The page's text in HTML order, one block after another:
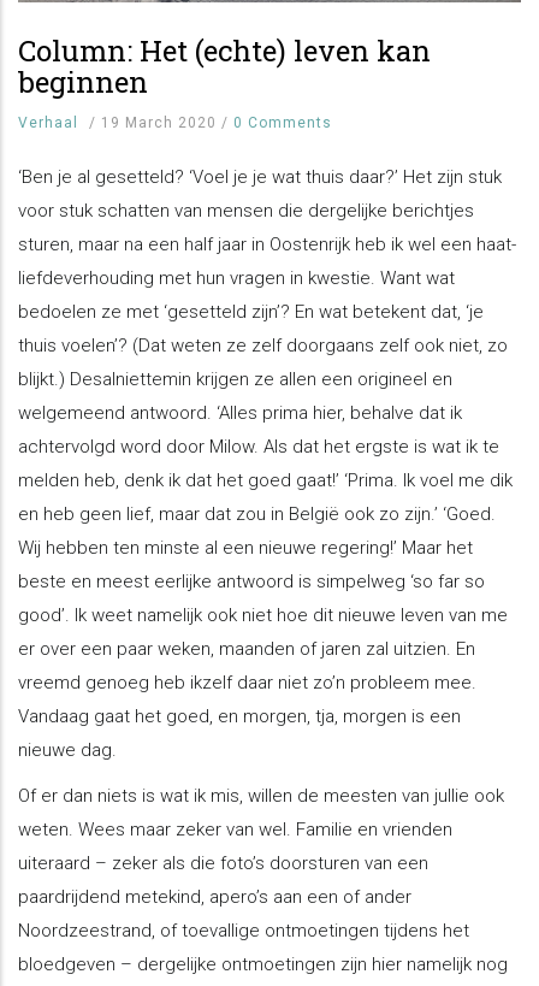
Column: Het (echte) leven kan
beginnen
Verhaal / 19 March 2020 / 0 Comments
‘Ben je al gesetteld? ‘Voel je je wat thuis daar?’ Het zijn stuk
voor stuk schatten van mensen die dergelijke berichtjes
sturen, maar na een half jaar in Oostenrijk heb ik wel een haat-
liefdeverhouding met hun vragen in kwestie. Want wat
bedoelen ze met ‘gesetteld zijn’? En wat betekent dat, ‘je
thuis voelen’? (Dat weten ze zelf doorgaans zelf ook niet, zo
blijkt.) Desalniettemin krijgen ze allen een origineel en
welgemeend antwoord. ‘Alles prima hier, behalve dat ik
achtervolgd word door Milow. Als dat het ergste is wat ik te
melden heb, denk ik dat het goed gaat!’ ‘Prima. Ik voel me dik
en heb geen lief, maar dat zou in België ook zo zijn.’ ‘Goed.
Wij hebben ten minste al een nieuwe regering!’ Maar het
beste en meest eerlijke antwoord is simpelweg ‘so far so
good’. Ik weet namelijk ook niet hoe dit nieuwe leven van me
er over een paar weken, maanden of jaren zal uitzien. En
vreemd genoeg heb ikzelf daar niet zo’n probleem mee.
Vandaag gaat het goed, en morgen, tja, morgen is een
nieuwe dag.
Of er dan niets is wat ik mis, willen de meesten van jullie ook
weten. Wees maar zeker van wel. Familie en vrienden
uiteraard – zeker als die foto’s doorsturen van een
paardrijdend metekind, apero’s aan een of ander
Noordzeestrand, of toevallige ontmoetingen tijdens het
bloedgeven – dergelijke ontmoetingen zijn hier namelijk nog